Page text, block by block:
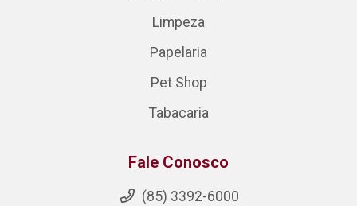
Limpeza
Papelaria
Pet Shop
Tabacaria
Fale Conosco
(85) 3392-6000